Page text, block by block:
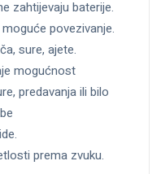
zahtijevaju baterije.
povezivanje.
sure, ajete.
mogućnost
predavanja ili bilo
prema zvuku.